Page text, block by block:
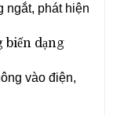
ngắt, phát hiện
biến dạng
vào điện,